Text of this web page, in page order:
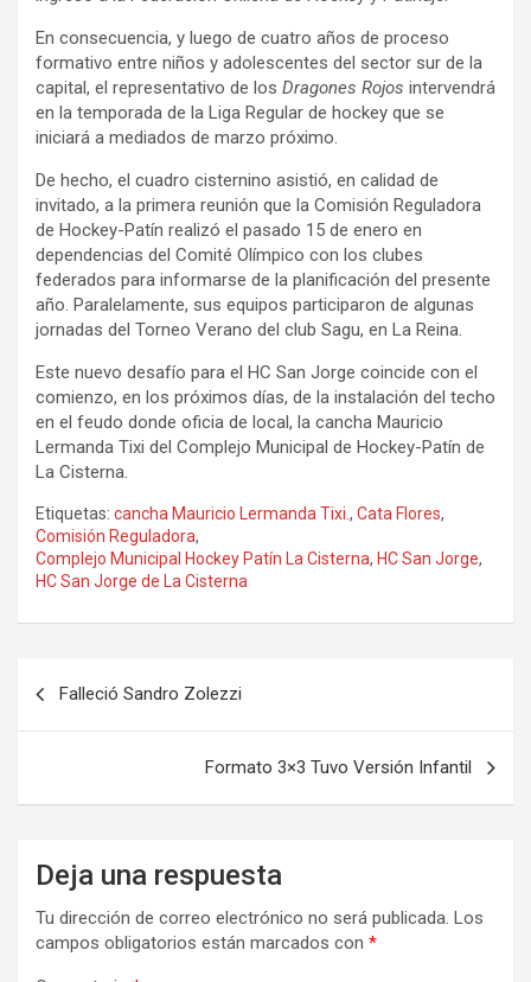
En consecuencia, y luego de cuatro años de proceso
formativo entre niños y adolescentes del sector sur de la
capital, el representativo de los Dragones Rojos intervendrá
en la temporada de la Liga Regular de hockey que se
iniciará a mediados de marzo próximo.
De hecho, el cuadro cisternino asistió, en calidad de
invitado, a la primera reunión que la Comisión Reguladora
de Hockey-Patín realizó el pasado 15 de enero en
dependencias del Comité Olímpico con los clubes
federados para informarse de la planificación del presente
año. Paralelamente, sus equipos participaron de algunas
jornadas del Torneo Verano del club Sagu, en La Reina.
Este nuevo desafío para el HC San Jorge coincide con el
comienzo, en los próximos días, de la instalación del techo
en el feudo donde oficia de local, la cancha Mauricio
Lermanda Tixi del Complejo Municipal de Hockey-Patín de
La Cisterna.
Etiquetas: cancha Mauricio Lermanda Tixi., Cata Flores,
Comisión Reguladora,
Complejo Municipal Hockey Patín La Cisterna, HC San Jorge,
HC San Jorge de La Cisterna
Falleció Sandro Zolezzi
Formato 3×3 Tuvo Versión Infantil
Deja una respuesta
Tu dirección de correo electrónico no será publicada. Los
campos obligatorios están marcados con *